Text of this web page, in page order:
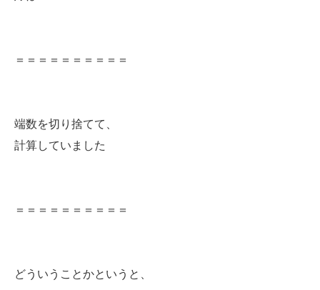
＝＝＝＝＝＝＝＝＝＝
端数を切り捨てて、
計算していました
＝＝＝＝＝＝＝＝＝＝
どういうことかというと、